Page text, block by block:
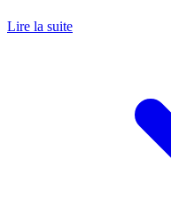
Lire la suite